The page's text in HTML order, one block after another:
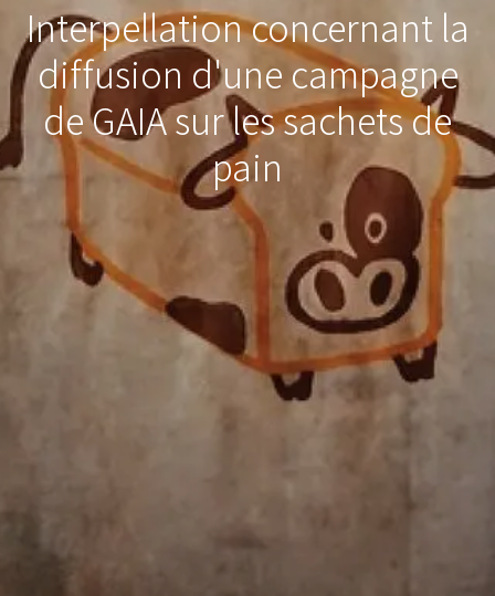
Interpellation concernant la
diffusion d'une campagne
de GAIA sur les sachets de
pain